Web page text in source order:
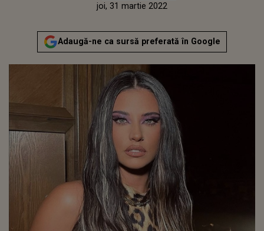
Actualizat:
joi, 31 martie 2022
Adaugă-ne ca sursă preferată în Google